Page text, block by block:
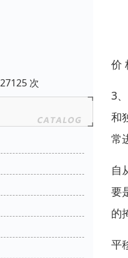
次
价
3
和
常
自
要
的
平